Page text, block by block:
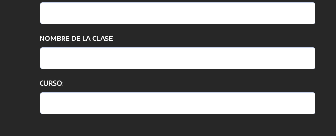
NOMBRE DE LA CLASE
CURSO: